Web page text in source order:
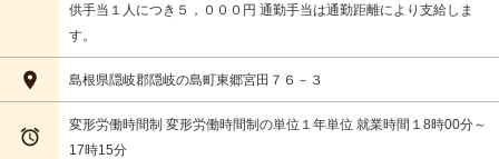
供手当１人につき５，０００円 通勤手当は通勤距離により支給しま
す。
 島根県隠岐郡隠岐の島町東郷宮田７６－３

変形労働時間制 変形労働時間制の単位１年単位 就業時間１8時00分～
17時15分